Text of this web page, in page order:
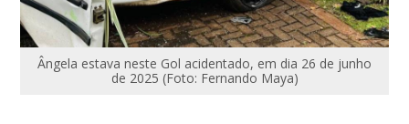
Ângela estava neste Gol acidentado, em dia 26 de junho
de 2025 (Foto: Fernando Maya)